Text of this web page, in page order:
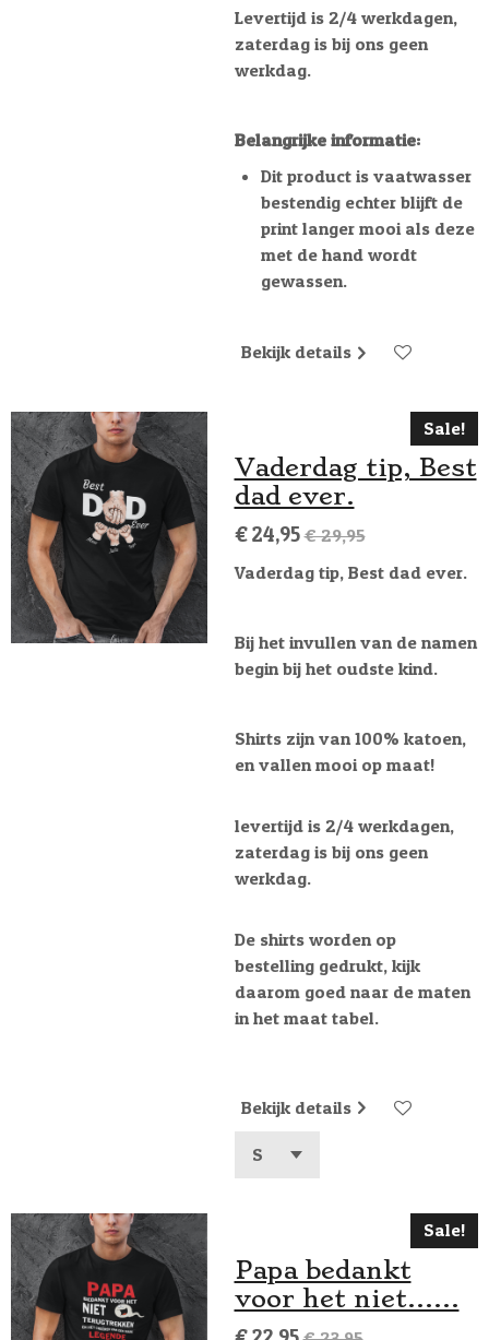
Levertijd is 2/4 werkdagen,
zaterdag is bij ons geen
werkdag.
Belangrijke informatie:
Dit product is vaatwasser
bestendig echter blijft de
print langer mooi als deze
met de hand wordt
gewassen.
Bekijk details
Sale!
Vaderdag tip, Best
dad ever.
€ 24,95 € 29,95
Vaderdag tip, Best dad ever.
Bij het invullen van de namen
begin bij het oudste kind.
Shirts zijn van 100% katoen,
en vallen mooi op maat!
levertijd is 2/4 werkdagen,
zaterdag is bij ons geen
werkdag.
De shirts worden op
bestelling gedrukt, kijk
daarom goed naar de maten
in het maat tabel.
Bekijk details
Sale!
Papa bedankt
voor het niet......